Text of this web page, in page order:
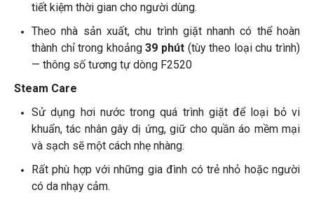
tiết kiệm thời gian cho người dùng.
Theo nhà sản xuất, chu trình giặt nhanh có thể hoàn
thành chỉ trong khoảng39 phút (tùy theo loại chu trình)
— thông số tương tự dòng F2520
Steam Care
Sử dụng hơi nước trong quá trình giặt để loại bỏ vi
khuẩn, tác nhân gây dị ứng, giữ cho quần áo mềm mại
và sạch sẽ một cách nhẹ nhàng.
Rất phù hợp với những gia đình có trẻ nhỏ hoặc người
có da nhạy cảm.